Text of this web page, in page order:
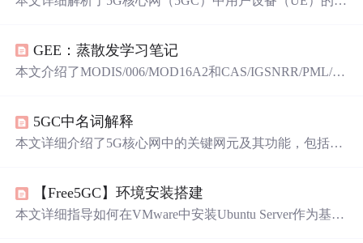
骤。GEE：蒸散发学习笔记
本文介绍了MODIS/006/MOD16A2和CAS/IGSNRR/PML/V
5GC中名词解释
本文详细介绍了5G核心网中的关键网元及其功能，包括UP
【Free5GC】环境安装搭建
本文详细指导如何在VMware中安装Ubuntu Server作为基